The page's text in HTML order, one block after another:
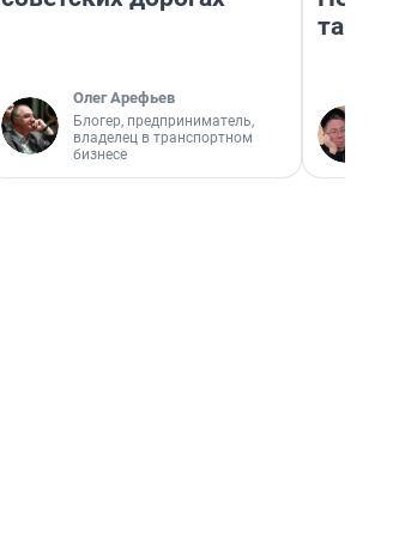
Олег Арефьев
Блогер, предприниматель,
владелец в транспортном
бизнесе
там